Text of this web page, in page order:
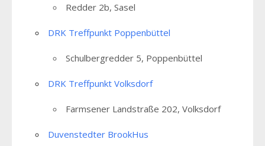
Redder 2b, Sasel
DRK Treffpunkt Poppenbüttel
Schulbergredder 5, Poppenbüttel
DRK Treffpunkt Volksdorf
Farmsener Landstraße 202, Volksdorf
Duvenstedter BrookHus